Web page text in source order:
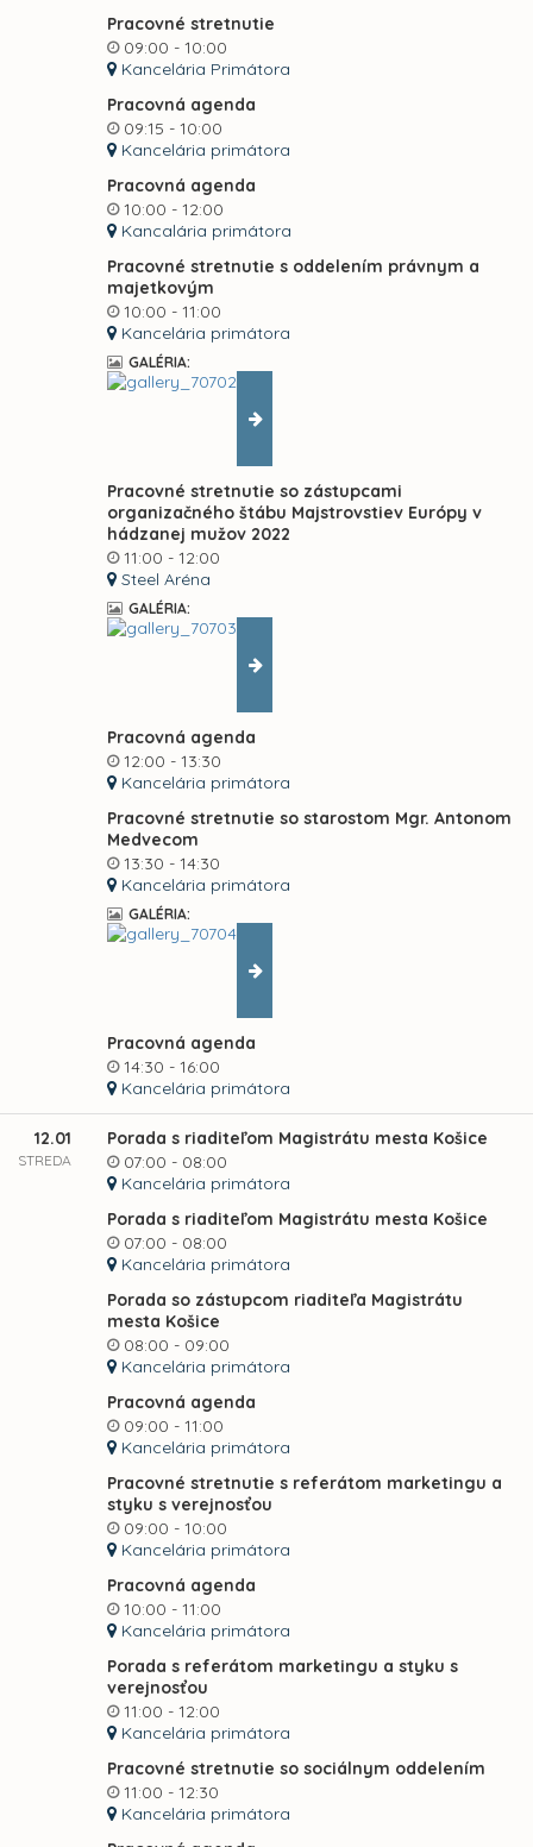
Pracovné stretnutie
09:00 - 10:00
Kancelária Primátora
Pracovná agenda
09:15 - 10:00
Kancelária primátora
Pracovná agenda
10:00 - 12:00
Kancalária primátora
Pracovné stretnutie s oddelením právnym a
majetkovým
10:00 - 11:00
Kancelária primátora
GALÉRIA:
Pracovné stretnutie so zástupcami
organizačného štábu Majstrovstiev Európy v
hádzanej mužov 2022
11:00 - 12:00
Steel Aréna
GALÉRIA:
Pracovná agenda
12:00 - 13:30
Kancelária primátora
Pracovné stretnutie so starostom Mgr. Antonom
Medvecom
13:30 - 14:30
Kancelária primátora
GALÉRIA:
Pracovná agenda
14:30 - 16:00
Kancelária primátora
12.01
STREDA
Porada s riaditeľom Magistrátu mesta Košice
07:00 - 08:00
Kancelária primátora
Porada s riaditeľom Magistrátu mesta Košice
07:00 - 08:00
Kancelária primátora
Porada so zástupcom riaditeľa Magistrátu
mesta Košice
08:00 - 09:00
Kancelária primátora
Pracovná agenda
09:00 - 11:00
Kancelária primátora
Pracovné stretnutie s referátom marketingu a
styku s verejnosťou
09:00 - 10:00
Kancelária primátora
Pracovná agenda
10:00 - 11:00
Kancelária primátora
Porada s referátom marketingu a styku s
verejnosťou
11:00 - 12:00
Kancelária primátora
Pracovné stretnutie so sociálnym oddelením
11:00 - 12:30
Kancelária primátora